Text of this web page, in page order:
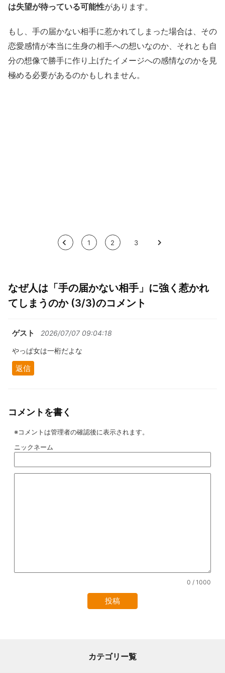
は失望が待っている可能性があります。
もし、手の届かない相手に惹かれてしまった場合は、その
恋愛感情が本当に生身の相手への想いなのか、それとも自
分の想像で勝手に作り上げたイメージへの感情なのかを見
極める必要があるのかもしれません。
< 1 2 3 >
なぜ人は「手の届かない相手」に強く惹かれ
てしまうのか (3/3)のコメント
ゲスト 2026/07/07 09:04:18
やっぱ女は一桁だよな
返信
コメントを書く
※コメントは管理者の確認後に表示されます。
ニックネーム
0 / 1000
カテゴリー覧